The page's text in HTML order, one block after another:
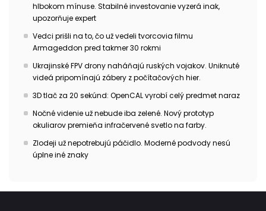
hlbokom mínuse. Stabilné investovanie vyzerá inak,
upozorňuje expert
Vedci prišli na to, čo už vedeli tvorcovia filmu
Armageddon pred takmer 30 rokmi
Ukrajinské FPV drony naháňajú ruských vojakov. Uniknuté
videá pripomínajú zábery z počítačových hier.
3D tlač za 20 sekúnd: OpenCAL vyrobí celý predmet naraz
Nočné videnie už nebude iba zelené. Nový prototyp
okuliarov premieňa infračervené svetlo na farby.
Zlodeji už nepotrebujú páčidlo. Moderné podvody nesú
úplne iné znaky